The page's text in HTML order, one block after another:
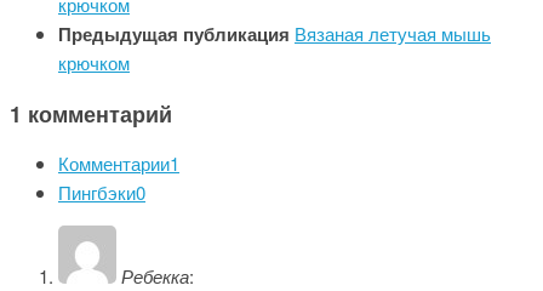
Предыдущая публикация Вязаная летучая мышь
крючком
1 комментарий
Комментарии1
Пингбэки0
Ребекка: